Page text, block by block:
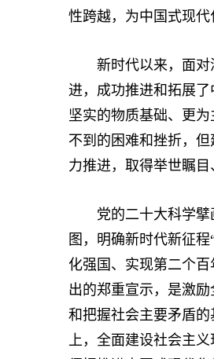
性跨越，为中国式现代
新时代以来，面对涉
进，成功推进和拓展
坚实的物质基础、更
不到的困难和挫折，
力推进，取得举世瞩目
党的二十大科学擘画
图，明确新时代新征
化强国、实现第二个
出的郑重宣示，是激
和把握社会主要矛盾
上，全面建设社会主